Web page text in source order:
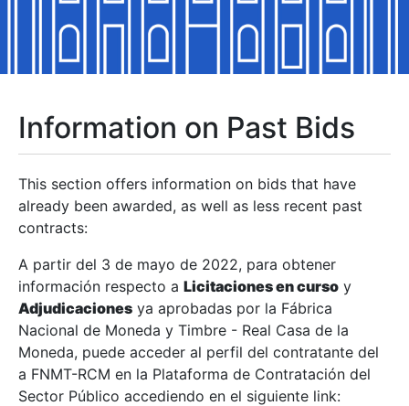
Show/Hide
Show/Hide
Show/Hide
Show/Hide
Information on Past Bids
This section offers information on bids that have
already been awarded, as well as less recent past
contracts:
A partir del 3 de mayo de 2022, para obtener
información respecto a Licitaciones en curso y
Adjudicaciones ya aprobadas por la Fábrica
Nacional de Moneda y Timbre - Real Casa de la
Moneda, puede acceder al perfil del contratante del
a FNMT-RCM en la Plataforma de Contratación del
Sector Público accediendo en el siguiente link: